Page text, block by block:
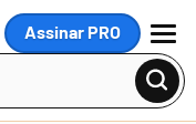
Assinar PRO
MENU